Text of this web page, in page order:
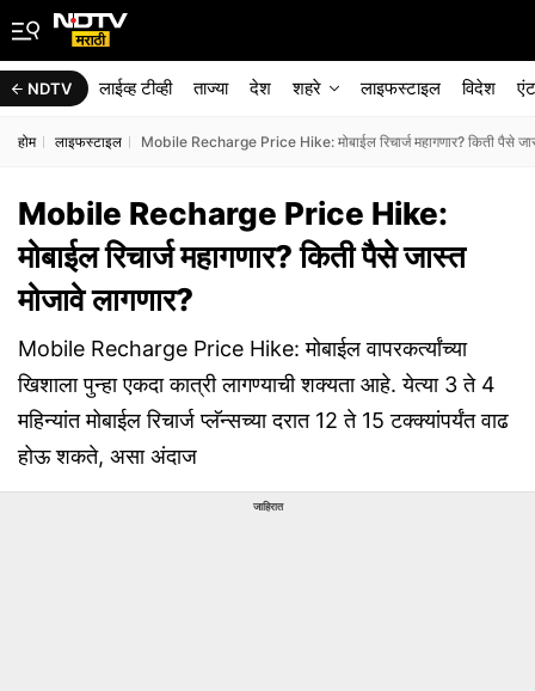
NDTV लाईव्ह टीव्ही ताज्या देश शहरे लाइफस्टाइल विदेश
होम लाइफस्टाइल Mobile Recharge Price Hike: मोबाईल रिचार्ज महागणार? किती पैसे
Mobile Recharge Price Hike:
मोबाईल रिचार्ज महागणार? किती पैसे जास्त
मोजावे लागणार?
Mobile Recharge Price Hike: मोबाईल वापरकर्त्यांच्या
खिशाला पुन्हा एकदा कात्री लागण्याची शक्यता आहे. येत्या 3 ते 4
महिन्यांत मोबाईल रिचार्ज प्लॅन्सच्या दरात 12 ते 15 टक्क्यांपर्यंत वाढ
होऊ शकते, असा अंदाज
जाहिरात